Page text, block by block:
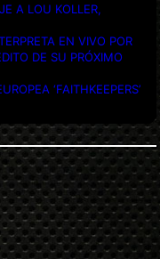
A LOU KOLLER,
EN VIVO POR
DE SU PRÓXIMO
‘FAITHKEEPERS’